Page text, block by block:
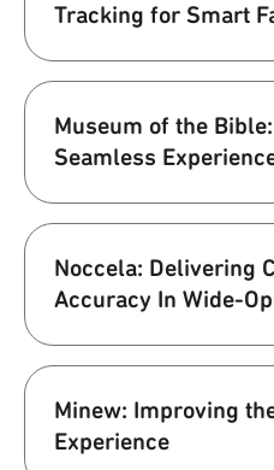
Tracking for Smart
Museum of the
Seamless
Noccela: Delivering
Accuracy In Wide-
Minew: Improving
Experience